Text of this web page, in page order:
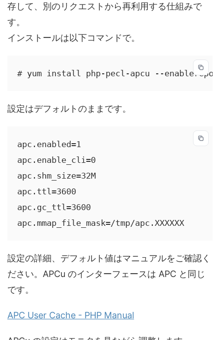
存して、別のリクエストから再利用する仕組みで
す。
インストールは以下コマンドで。
# yum install php-pecl-apcu --
設定はデフォルトのままです。
apc.enabled=1
apc.enable_cli=0
apc.shm_size=32M
apc.ttl=3600
apc.gc_ttl=3600
apc.mmap_file_mask=/tmp/apc.XXXXXX
設定の詳細、デフォルト値はマニュアルをご確認く
ださい。APCu のインターフェースは APC と同じ
です。
APC User Cache - PHP Manual